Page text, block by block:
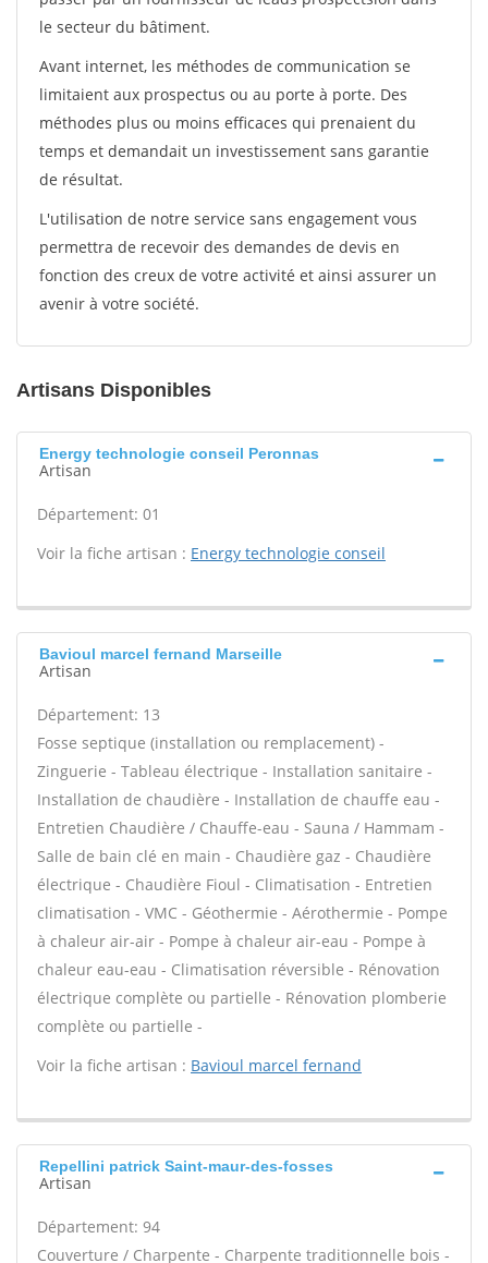
le secteur du bâtiment.
Avant internet, les méthodes de communication se
limitaient aux prospectus ou au porte à porte. Des
méthodes plus ou moins efficaces qui prenaient du
temps et demandait un investissement sans garantie
de résultat.
L'utilisation de notre service sans engagement vous
permettra de recevoir des demandes de devis en
fonction des creux de votre activité et ainsi assurer un
avenir à votre société.
Artisans Disponibles
Energy technologie conseil Peronnas
Artisan
Département: 01
Voir la fiche artisan : Energy technologie conseil
Bavioul marcel fernand Marseille
Artisan
Département: 13
Fosse septique (installation ou remplacement) -
Zinguerie - Tableau électrique - Installation sanitaire -
Installation de chaudière - Installation de chauffe eau -
Entretien Chaudière / Chauffe-eau - Sauna / Hammam -
Salle de bain clé en main - Chaudière gaz - Chaudière
électrique - Chaudière Fioul - Climatisation - Entretien
climatisation - VMC - Géothermie - Aérothermie - Pompe
à chaleur air-air - Pompe à chaleur air-eau - Pompe à
chaleur eau-eau - Climatisation réversible - Rénovation
électrique complète ou partielle - Rénovation plomberie
complète ou partielle -
Voir la fiche artisan : Bavioul marcel fernand
Repellini patrick Saint-maur-des-fosses
Artisan
Département: 94
Couverture / Charpente - Charpente traditionnelle bois -